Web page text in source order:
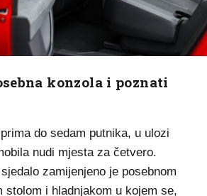
konzola i poznati
do sedam putnika, u ulozi
nudi mjesta za četvero.
zamijenjeno je posebnom
stolom i hladnjakom u kojem se,